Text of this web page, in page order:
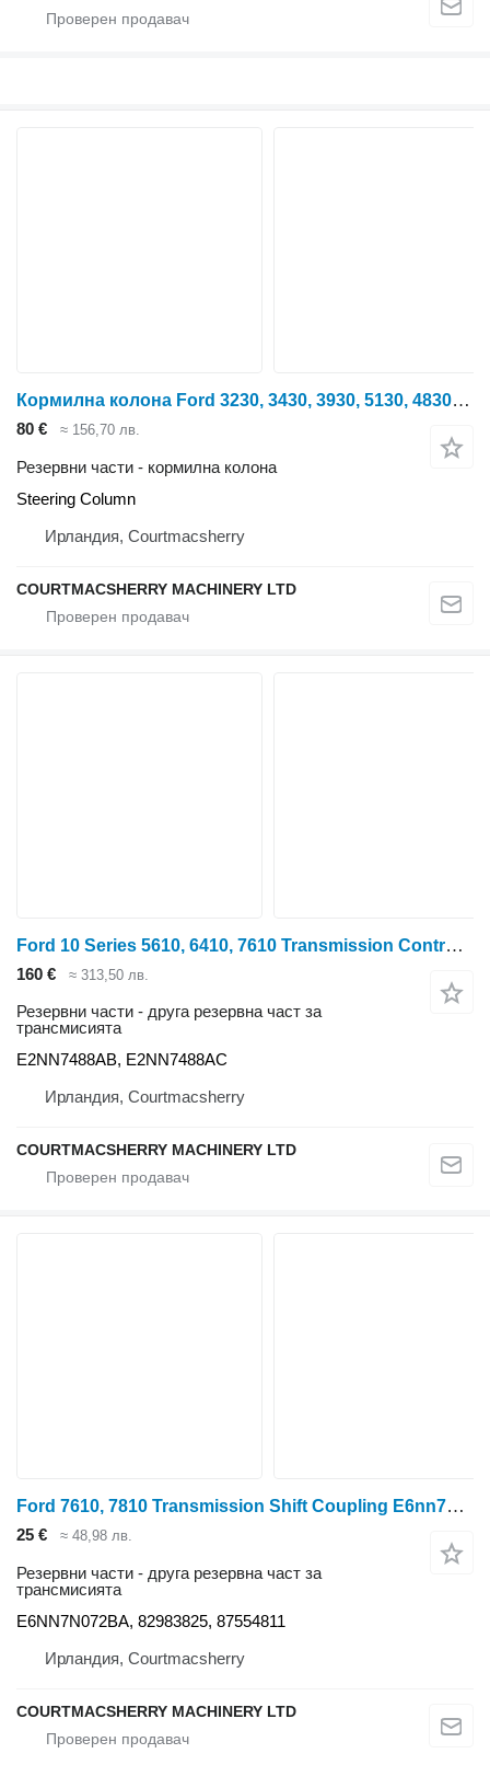
Кормилна колона Ford 3230, 3430, 3930, 5130, 4830, 4630 Steering Column E8nn3c529da, за колесен трактор
80 € ≈ 156,70 лв.
Резервни части - кормилна колона
Steering Column
Ирландия, Courtmacsherry
COURTMACSHERRY MACHINERY LTD
Ford 10 Series 5610, 6410, 7610 Transmission Control Cover E2nn7488ab E2NN7488AB за колесен трактор
160 € ≈ 313,50 лв.
Резервни части - друга резервна част за
трансмисията
E2NN7488AB, E2NN7488AC
Ирландия, Courtmacsherry
COURTMACSHERRY MACHINERY LTD
Ford 7610, 7810 Transmission Shift Coupling E6nn7n072ba, 82983825, 87 E6NN7N072BA за колесен трактор 6610
25 € ≈ 48,98 лв.
Резервни части - друга резервна част за
трансмисията
E6NN7N072BA, 82983825, 87554811
Ирландия, Courtmacsherry
COURTMACSHERRY MACHINERY LTD